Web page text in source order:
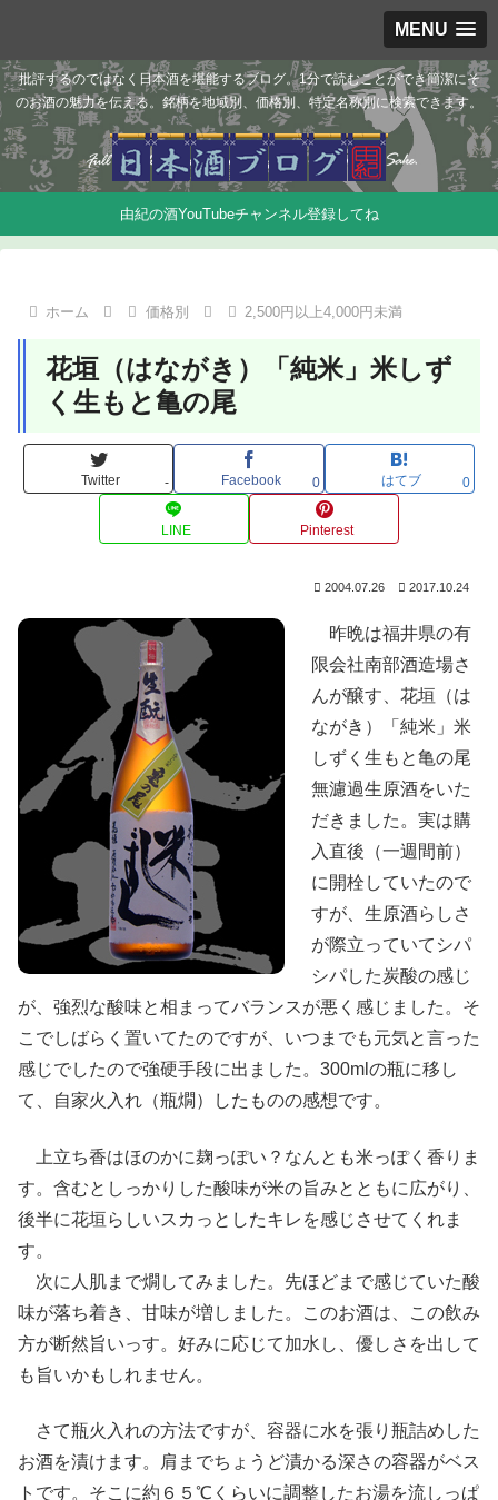
MENU
批評するのではなく日本酒を堪能するブログ。1分で読むことができ簡潔にそ
のお酒の魅力を伝える。銘柄を地域別、価格別、特定名称別に検索できます。
由紀の酒YouTubeチャンネル登録してね
ホーム 価格別 2,500円以上4,000円未満
花垣（はながき）「純米」米しず
く生もと亀の尾
Twitter - Facebook 0 はてブ 0
LINE Pinterest
2004.07.26 2017.10.24
昨晩は福井県の有
限会社南部酒造場さ
んが醸す、花垣（は
ながき）「純米」米
しずく生もと亀の尾
無濾過生原酒をいた
だきました。実は購
入直後（一週間前）
に開栓していたので
すが、生原酒らしさ
が際立っていてシパ
シパした炭酸の感じ
が、強烈な酸味と相まってバランスが悪く感じました。そ
こでしばらく置いてたのですが、いつまでも元気と言った
感じでしたので強硬手段に出ました。300mlの瓶に移し
て、自家火入れ（瓶燗）したものの感想です。
上立ち香はほのかに麹っぽい？なんとも米っぽく香りま
す。含むとしっかりした酸味が米の旨みとともに広がり、
後半に花垣らしいスカっとしたキレを感じさせてくれま
す。
次に人肌まで燗してみました。先ほどまで感じていた酸
味が落ち着き、甘味が増しました。このお酒は、この飲み
方が断然旨いっす。好みに応じて加水し、優しさを出して
も旨いかもしれません。
さて瓶火入れの方法ですが、容器に水を張り瓶詰めした
お酒を漬けます。肩までちょうど漬かる深さの容器がベス
トです。そこに約６５℃くらいに調整したお湯を流しっぱ